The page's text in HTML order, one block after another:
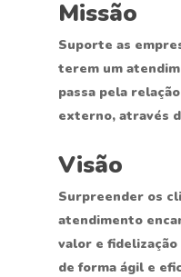
Missão
Suporte as
terem um
passa pela
externo, através
Visão
Surpreender os
atendimento
valor e
de forma ágil e